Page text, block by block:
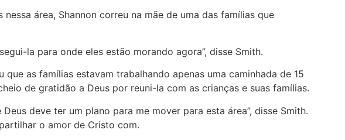
área, Shannon correu na mãe de uma das famílias que
la para onde eles estão morando agora”, disse Smith.
as famílias estavam trabalhando apenas uma caminhada de 15
de gratidão a Deus por reuni-la com as crianças e suas famílias.
deve ter um plano para me mover para esta área”, disse Smith.
o amor de Cristo com.